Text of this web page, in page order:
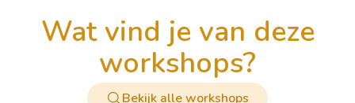
wat vind je van deze
workshops?
Bekijk alle workshops